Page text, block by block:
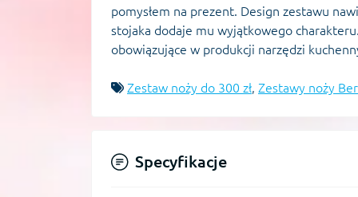
pomysłem na prezent. Design zestawu
stojaka dodaje mu wyjątkowego
obowiązujące w produkcji narzędzi
Zestaw noży do 300 zł, Zestawy noży
Specyfikacje